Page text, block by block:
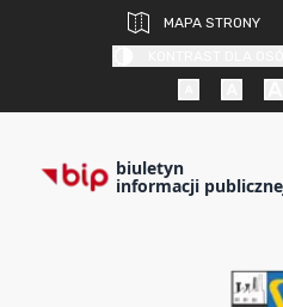
MAPA STRONY
biuletyn
informacji